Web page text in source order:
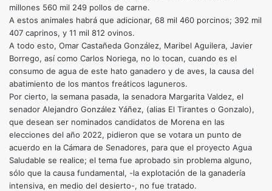
millones 560 mil 249 pollos de carne.
A estos animales habrá que adicionar, 68 mil 460 porcinos; 392 mil
407 caprinos, y 11 mil 812 ovinos.
A todo esto, Omar Castañeda González, Maribel Aguilera, Javier
Borrego, así como Carlos Noriega, no lo tocan, cuando es el
consumo de agua de este hato ganadero y de aves, la causa del
abatimiento de los mantos freáticos laguneros.
Por cierto, la semana pasada, la senadora Margarita Valdez, el
senador Alejandro González Yáñez, (alias El Tirantes o Gonzalo),
que desean ser nominados candidatos de Morena en las
elecciones del año 2022, pidieron que se votara un punto de
acuerdo en la Cámara de Senadores, para que el proyecto Agua
Saludable se realice; el tema fue aprobado sin problema alguno,
sólo que la causa fundamental, -la explotación de la ganadería
intensiva, en medio del desierto-, no fue tratado.